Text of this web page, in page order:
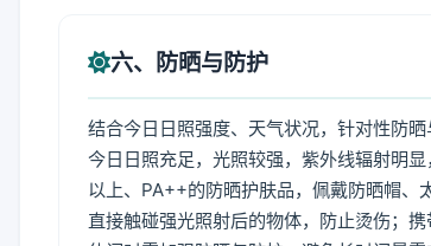
六、防晒与防护
结合今日日照强度、天气状况，针对性防
今日日照充足，光照较强，紫外线辐射明
以上、PA++的防晒护肤品，佩戴防晒帽、
直接触碰强光照射后的物体，防止烫伤；